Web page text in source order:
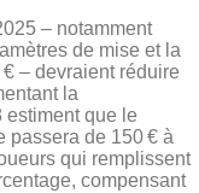
– notamment
de mise et la
– devraient réduire
la
estiment que le
passera de 150 € à
qui remplissent
compensant